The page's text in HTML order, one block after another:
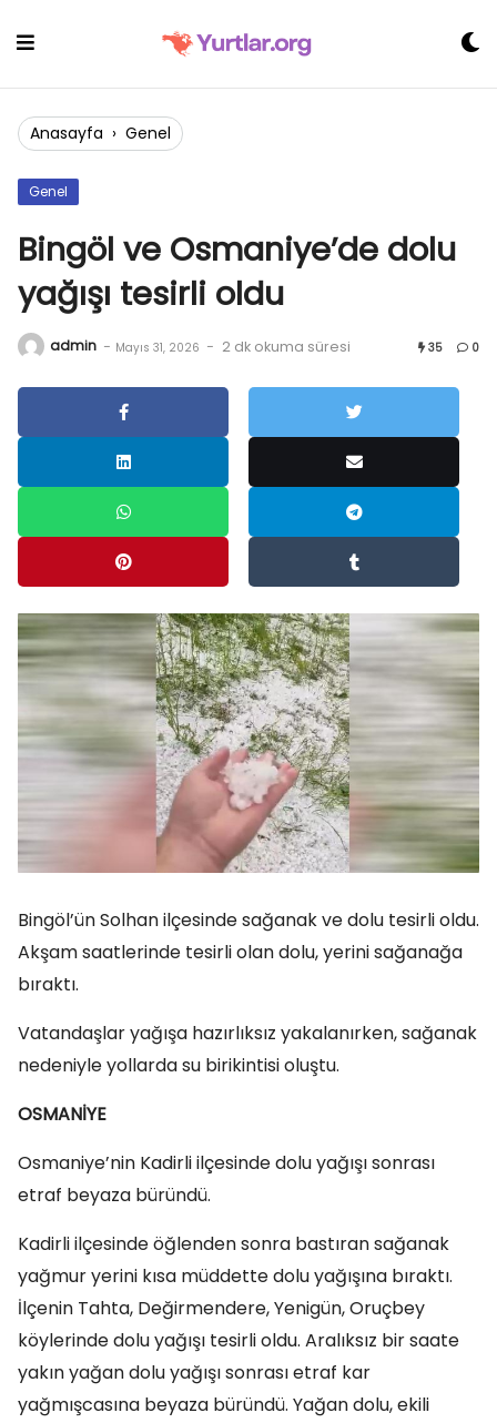
Anasayfa › Genel
Genel
Bingöl ve Osmaniye’de dolu
yağışı tesirli oldu
admin - Mayıs 31, 2026 - 2 dk okuma süresi 35 0
Bingöl’ün Solhan ilçesinde sağanak ve dolu tesirli oldu.
Akşam saatlerinde tesirli olan dolu, yerini sağanağa
bıraktı.
Vatandaşlar yağışa hazırlıksız yakalanırken, sağanak
nedeniyle yollarda su birikintisi oluştu.
OSMANİYE
Osmaniye’nin Kadirli ilçesinde dolu yağışı sonrası
etraf beyaza büründü.
Kadirli ilçesinde öğlenden sonra bastıran sağanak
yağmur yerini kısa müddette dolu yağışına bıraktı.
İlçenin Tahta, Değirmendere, Yenigün, Oruçbey
köylerinde dolu yağışı tesirli oldu. Aralıksız bir saate
yakın yağan dolu yağışı sonrası etraf kar
yağmışcasına beyaza büründü. Yağan dolu, ekili